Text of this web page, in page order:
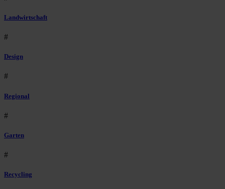
Landwirtschaft
#
Design
#
Regional
#
Garten
#
Recycling